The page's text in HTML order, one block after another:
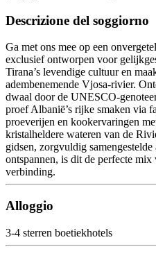
Descrizione del soggiorno
Ga met ons mee op een
exclusief ontworpen voor
Tirana’s levendige cultuur en
adembenemende Vjosa-rivier.
dwaal door de UNESCO-
proef Albanië’s rijke smaken via
proeverijen en kookervaringen
kristalheldere wateren van de
gidsen, zorgvuldig
ontspannen, is dit de perfecte
verbinding.
Alloggio
3-4 sterren boetiekhotels